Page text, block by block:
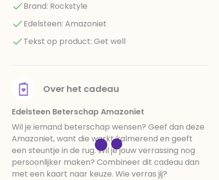
Brand: Rockstyle
Edelsteen: Amazoniet
Tekst op product: Get well
Over het cadeau
Edelsteen Beterschap Amazoniet
Wil je iemand beterschap wensen? Geef dan deze
Amazoniet, want die werkt kalmerend en geeft
een steuntje in de rug. Wil je jouw verrassing nog
persoonlijker maken? Combineer dit cadeau dan
met een kaart naar keuze. Wie verras jij?